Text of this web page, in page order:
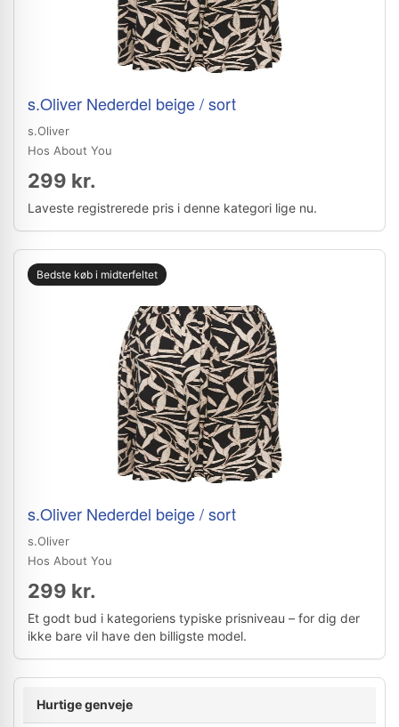
s.Oliver Nederdel beige / sort
s.Oliver
Hos About You
299 kr.
Laveste registrerede pris i denne kategori lige nu.
Bedste køb i midterfeltet
s.Oliver Nederdel beige / sort
s.Oliver
Hos About You
299 kr.
Et godt bud i kategoriens typiske prisniveau – for dig der
ikke bare vil have den billigste model.
Hurtige genveje